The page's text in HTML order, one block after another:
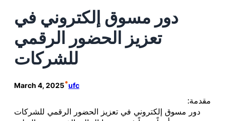
دور مسوق إلكتروني في
تعزيز الحضور الرقمي
للشركات
March 4, 2025•ufc
مقدمة:
دور مسوق إلكتروني في تعزيز الحضور الرقمي للشركات